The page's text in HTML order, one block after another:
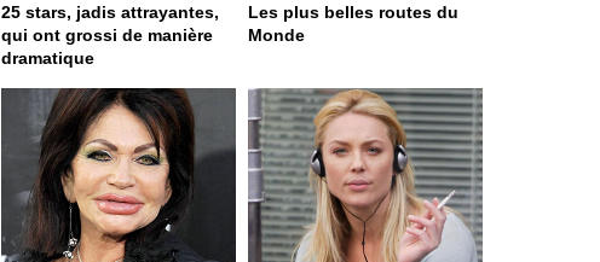
25 stars, jadis attrayantes,
qui ont grossi de manière
dramatique
Les plus belles routes du
Monde